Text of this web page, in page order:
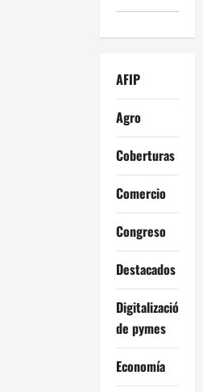
AFIP
Agro
Coberturas
Comercio
Congreso
Destacados
Digitalización
de pymes
Economía